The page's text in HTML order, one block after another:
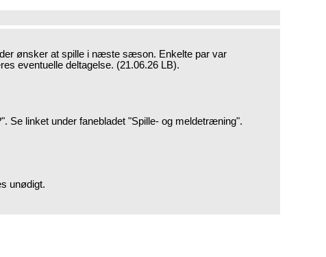
ønsker at spille i næste sæson. Enkelte par var
eventuelle deltagelse. (21.06.26 LB).
Se linket under fanebladet "Spille- og meldetræning".
unødigt.